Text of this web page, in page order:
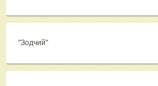
"Зодчий"